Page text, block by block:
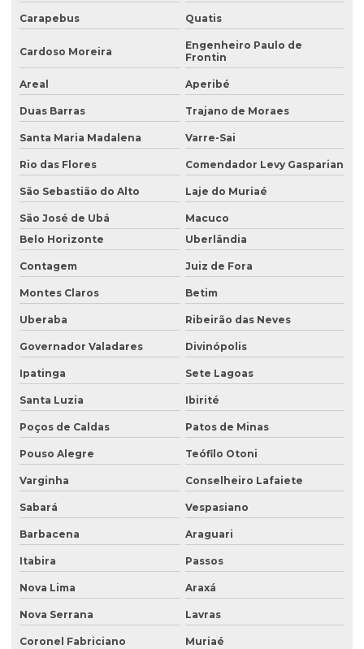
Consultoria ambiental e florestal
Consultoria ambiental rural
Consultoria ambiental serviços
Consultoria área ambiental
Consultoria e assessoria ambiental
Consultoria em gestão ambiental
Consultoria inventário florestal
Consultoria e licenciamento ambiental
Consultoria de meio ambiente
Desativação de tanque de combustível subterrâneo
Empresa de análise de água
Empresa de análise granulométrica do solo
Empresa de análise de solo
Empresa de análise de solo e sedimento
Empresa coleta de efluentes
Empresa de ensaio percolação do solo
Empresa de ensaio de permeabilidade do solo
Empresa de ensaios de solos
Empresa especialista em sondagens de solo
Empresa especializada em consultoria ambiental
Carapebus Quatis
Cardoso Moreira
Engenheiro Paulo de
Frontin
Areal Aperibé
Duas Barras Trajano de Moraes
Santa Maria Madalena Varre-Sai
Rio das Flores Comendador Levy Gasparian
São Sebastião do Alto Laje do Muriaé
São José de Ubá
Macuco
Belo Horizonte
Uberlândia
Contagem Juiz de Fora
Montes Claros Betim
Uberaba Ribeirão das Neves
Governador Valadares Divinópolis
Ipatinga Sete Lagoas
Santa Luzia Ibirité
Poços de Caldas Patos de Minas
Pouso Alegre Teófilo Otoni
Varginha Conselheiro Lafaiete
Sabará Vespasiano
Barbacena Araguari
Itabira Passos
Nova Lima Araxá
Nova Serrana Lavras
Coronel Fabriciano Muriaé